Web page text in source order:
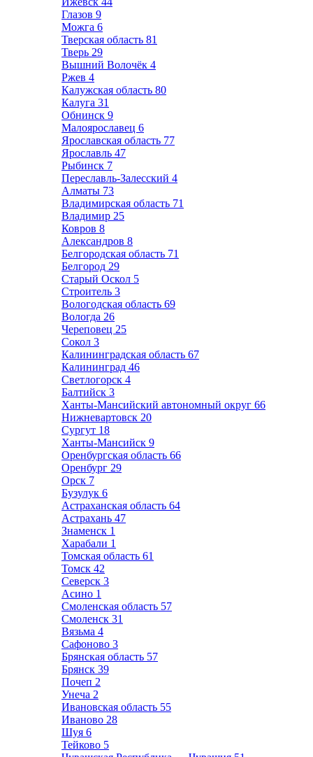
Глазов 9
Можга 6
Тверская область 81
Тверь 29
Вышний Волочёк 4
Ржев 4
Калужская область 80
Калуга 31
Обнинск 9
Малоярославец 6
Ярославская область 77
Ярославль 47
Рыбинск 7
Переславль-Залесский 4
Алматы 73
Владимирская область 71
Владимир 25
Ковров 8
Александров 8
Белгородская область 71
Белгород 29
Старый Оскол 5
Строитель 3
Вологодская область 69
Вологда 26
Череповец 25
Сокол 3
Калининградская область 67
Калининград 46
Светлогорск 4
Балтийск 3
Ханты-Мансийский автономный округ 66
Нижневартовск 20
Сургут 18
Ханты-Мансийск 9
Оренбургская область 66
Оренбург 29
Орск 7
Бузулук 6
Астраханская область 64
Астрахань 47
Знаменск 1
Харабали 1
Томская область 61
Томск 42
Северск 3
Асино 1
Смоленская область 57
Смоленск 31
Вязьма 4
Сафоново 3
Брянская область 57
Брянск 39
Почеп 2
Унеча 2
Ивановская область 55
Иваново 28
Шуя 6
Тейково 5